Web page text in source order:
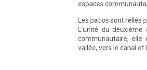
espaces
Les patios sont
L’unité du
communautaire, elle
vallée, vers le canal et